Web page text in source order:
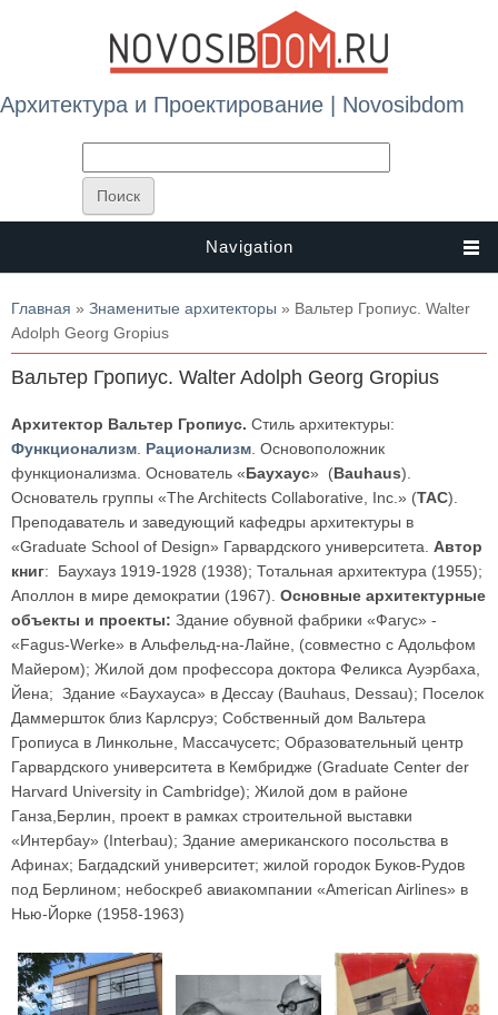
Архитектура и Проектирование | Novosibdom
Navigation
Вы здесь
Главная » Знаменитые архитекторы » Вальтер Гропиус. Walter
Adolph Georg Gropius
Вальтер Гропиус. Walter Adolph Georg Gropius
Архитектор Вальтер Гропиус. Стиль архитектуры:
Функционализм Рационализм . Основоположник
функционализма. Основатель «Баухаус» (Bauhaus).
Основатель группы «The Architects Collaborative, Inc.» (TAC).
Преподаватель и заведующий кафедры архитектуры в
«Graduate School of Design» Гарвардского университета. Автор
книг: Баухауз 1919-1928 (1938); Тотальная архитектура (1955);
Аполлон в мире демократии (1967). Основные архитектурные
объекты и проекты: Здание обувной фабрики «Фагус» -
«Fagus-Werke» в Альфельд-на-Лайне, (совместно с Адольфом
Майером); Жилой дом профессора доктора Феликса Ауэрбаха,
Йена; Здание «Баухауса» в Дессау (Bauhaus, Dessau); Поселок
Даммершток близ Карлсруэ; Собственный дом Вальтера
Гропиуса в Линкольне, Массачусетс; Образовательный центр
Гарвардского университета в Кембридже (Graduate Center der
Harvard University in Cambridge); Жилой дом в районе
Ганза,Берлин, проект в рамках строительной выставки
«Интербау» (Interbau); Здание американского посольства в
Афинах; Багдадский университет; жилой городок Буков-Рудов
под Берлином; небоскреб авиакомпании «American Airlines» в
Нью-Йорке (1958-1963)